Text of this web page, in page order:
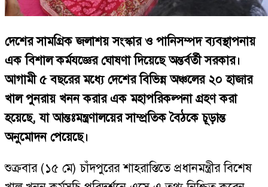
দেশের সামগ্রিক জলাশয় সংস্কার ও পানিসম্পদ ব্যবস্থাপনায়
এক বিশাল কর্মযজ্ঞের ঘোষণা দিয়েছে অন্তর্বর্তী সরকার।
আগামী ৫ বছরের মধ্যে দেশের বিভিন্ন অঞ্চলের ২০ হাজার
খাল পুনরায় খনন করার এক মহাপরিকল্পনা গ্রহণ করা
হয়েছে, যা আন্তঃমন্ত্রণালয়ের সাম্প্রতিক বৈঠকে চূড়ান্ত
অনুমোদন পেয়েছে।
শুক্রবার (১৫ মে) চাঁদপুরের শাহরাস্তিতে প্রধানমন্ত্রীর বিশেষ